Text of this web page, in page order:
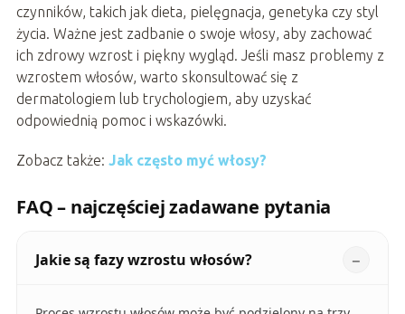
czynników, takich jak dieta, pielęgnacja, genetyka czy styl
życia. Ważne jest zadbanie o swoje włosy, aby zachować
ich zdrowy wzrost i piękny wygląd. Jeśli masz problemy z
wzrostem włosów, warto skonsultować się z
dermatologiem lub trychologiem, aby uzyskać
odpowiednią pomoc i wskazówki.
Zobacz także: Jak często myć włosy?
FAQ – najczęściej zadawane pytania
Jakie są fazy wzrostu włosów?